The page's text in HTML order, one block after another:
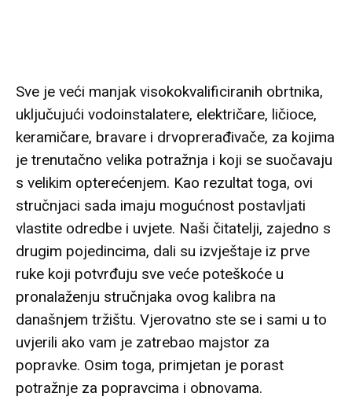
Sve je veći manjak visokokvalificiranih obrtnika,
uključujući vodoinstalatere, električare, ličioce,
keramičare, bravare i drvoprerađivače, za kojima
je trenutačno velika potražnja i koji se suočavaju
s velikim opterećenjem. Kao rezultat toga, ovi
stručnjaci sada imaju mogućnost postavljati
vlastite odredbe i uvjete. Naši čitatelji, zajedno s
drugim pojedincima, dali su izvještaje iz prve
ruke koji potvrđuju sve veće poteškoće u
pronalaženju stručnjaka ovog kalibra na
današnjem tržištu. Vjerovatno ste se i sami u to
uvjerili ako vam je zatrebao majstor za
popravke. Osim toga, primjetan je porast
potražnje za popravcima i obnovama.